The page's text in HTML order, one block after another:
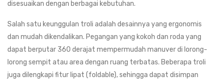
disesuaikan dengan berbagai kebutuhan.
Salah satu keunggulan troli adalah desainnya yang ergonomis
dan mudah dikendalikan. Pegangan yang kokoh dan roda yang
dapat berputar 360 derajat mempermudah manuver di lorong-
lorong sempit atau area dengan ruang terbatas. Beberapa troli
juga dilengkapi fitur lipat (foldable), sehingga dapat disimpan